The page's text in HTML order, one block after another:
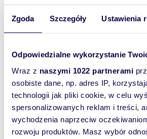
Zgoda Szczegóły Ustawienia
Odpowiedzialne wykorzystanie
Wraz z naszymi 1022 partnerami
osobiste dane, np. adres IP,
technologii jak pliki cookie, w celu
spersonalizowanych reklam i treści,
wychodzenia naprzeciw
rozwoju produktów. Masz wybór
The premises need to be
Rent PLN 2,500 net (including
according to consumption.
The premises are in a very good
terms of pedestrian and
Intended for trade, services,
Wyślij
To najlepszy
sposób, aby
właściciel
oferty
szybko się z